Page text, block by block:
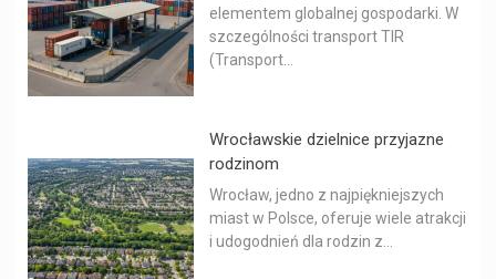
elementem globalnej gospodarki. W
szczególności transport TIR
(Transport...
Wrocławskie dzielnice przyjazne
rodzinom
Wrocław, jedno z najpiękniejszych
miast w Polsce, oferuje wiele atrakcji
i udogodnień dla rodzin z...